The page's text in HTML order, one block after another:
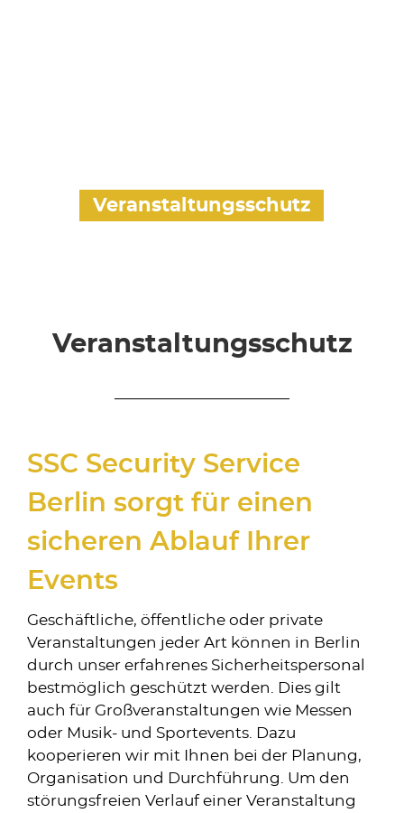
Veranstaltungsschutz
Veranstaltungsschutz
SSC Security Service
Berlin sorgt für einen
sicheren Ablauf Ihrer
Events
Geschäftliche, öffentliche oder private
Veranstaltungen jeder Art können in Berlin
durch unser erfahrenes Sicherheitspersonal
bestmöglich geschützt werden. Dies gilt
auch für Großveranstaltungen wie Messen
oder Musik- und Sportevents. Dazu
kooperieren wir mit Ihnen bei der Planung,
Organisation und Durchführung. Um den
störungsfreien Verlauf einer Veranstaltung